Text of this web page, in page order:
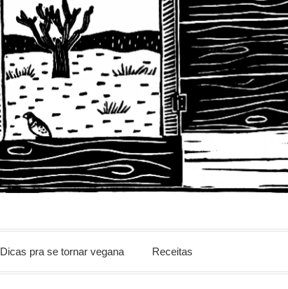
Dicas pra se tornar vegana Receitas